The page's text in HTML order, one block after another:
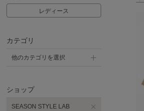
レディース
カテゴリ
他のカテゴリを選択
ショップ
SEASON STYLE LAB